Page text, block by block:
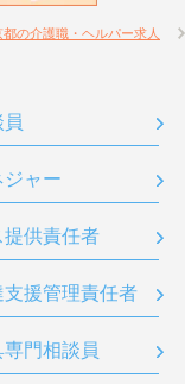
都の介護職・ヘルパー求人
ャー
提供責任者
支援管理責任者
門相談員